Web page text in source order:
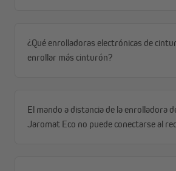
¿Qué enrolladoras electrónicas de
enrollar más cinturón?
El mando a distancia de la enrolladora
Jaromat Eco no puede conectarse al